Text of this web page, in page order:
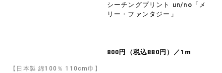
シーチングプリント un/no「メ
リー・ファンタジー」
800円（税込880円）／1m
【日本製 綿100％ 110cm巾】